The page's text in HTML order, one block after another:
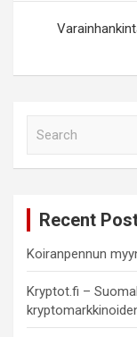
Recent
Koiranpennun
Kryptot.fi –